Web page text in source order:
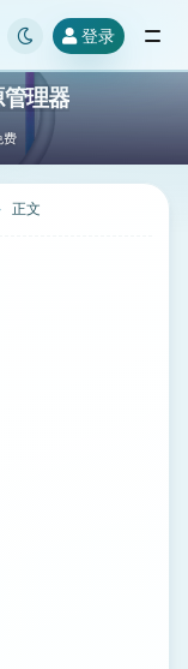
登录
理器
费
正文